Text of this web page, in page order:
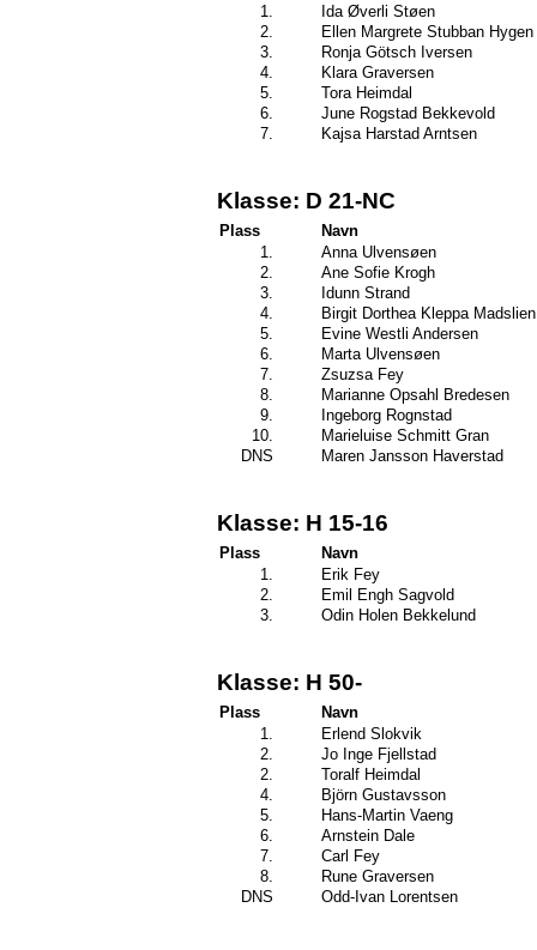
1.
Ida Øverli Støen
2.
Ellen Margrete Stubban Hygen
3.
Ronja Götsch Iversen
4.
Klara Graversen
5.
Tora Heimdal
6.
June Rogstad Bekkevold
7.
Kajsa Harstad Arntsen
Klasse: D 21-NC
Plass
Navn
1.
Anna Ulvensøen
2.
Ane Sofie Krogh
3.
Idunn Strand
4.
Birgit Dorthea Kleppa Madslien
5.
Evine Westli Andersen
6.
Marta Ulvensøen
7.
Zsuzsa Fey
8.
Marianne Opsahl Bredesen
9.
Ingeborg Rognstad
10.
Marieluise Schmitt Gran
DNS
Maren Jansson Haverstad
Klasse: H 15-16
Plass
Navn
1.
Erik Fey
2.
Emil Engh Sagvold
3.
Odin Holen Bekkelund
Klasse: H 50-
Plass
Navn
1.
Erlend Slokvik
2.
Jo Inge Fjellstad
2.
Toralf Heimdal
4.
Björn Gustavsson
5.
Hans-Martin Vaeng
6.
Arnstein Dale
7.
Carl Fey
8.
Rune Graversen
DNS
Odd-Ivan Lorentsen